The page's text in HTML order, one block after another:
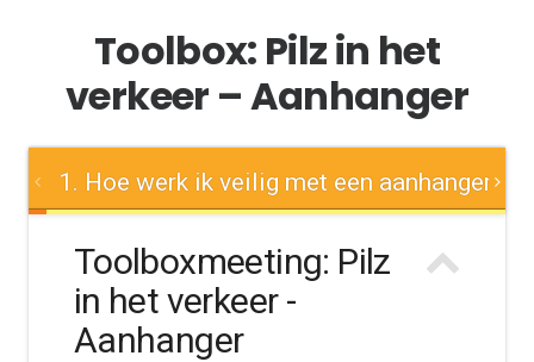
Toolbox: Pilz in het
verkeer – Aanhanger
1. Hoe werk ik veilig met een aanhanger?
Toolboxmeeting: Pilz
in het verkeer -
Aanhanger